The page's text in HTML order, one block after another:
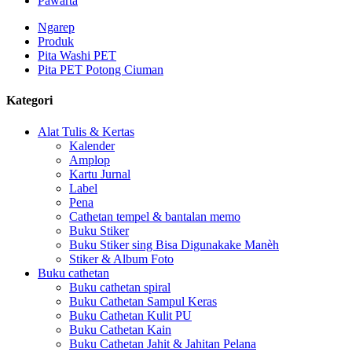
Ngarep
Produk
Pita Washi PET
Pita PET Potong Ciuman
Kategori
Alat Tulis & Kertas
Kalender
Amplop
Kartu Jurnal
Label
Pena
Cathetan tempel & bantalan memo
Buku Stiker
Buku Stiker sing Bisa Digunakake Manèh
Stiker & Album Foto
Buku cathetan
Buku cathetan spiral
Buku Cathetan Sampul Keras
Buku Cathetan Kulit PU
Buku Cathetan Kain
Buku Cathetan Jahit & Jahitan Pelana